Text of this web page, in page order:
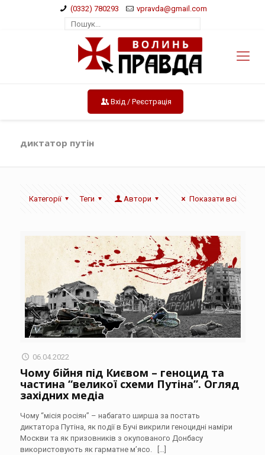
(0332) 780293 vpravda@gmail.com
Вхід / Реєстрація
диктатор путін
Категорії Теги Автори Показати всі
06.04.2022
Чому бійня під Києвом – геноцид та
частина “великої схеми Путіна”. Огляд
західних медіа
Чому “місія росіян” – набагато ширша за постать
диктатора Путіна, як події в Бучі викрили геноцидні наміри
Москви та як призовників з окупованого Донбасу
використовують як гарматне м’ясо.
[…]